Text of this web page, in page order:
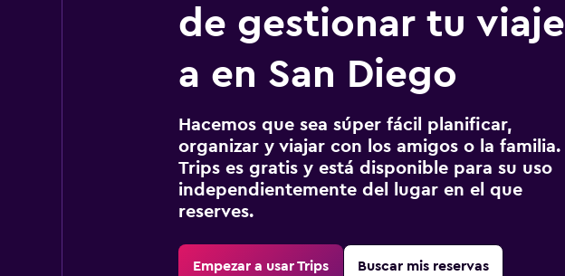
de gestionar tu viaje
a en San Diego
Hacemos que sea súper fácil planificar,
organizar y viajar con los amigos o la familia.
Trips es gratis y está disponible para su uso
independientemente del lugar en el que
reserves.
Empezar a usar Trips Buscar mis reservas